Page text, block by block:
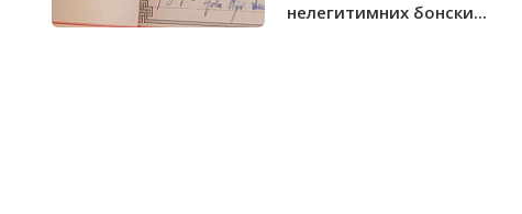
нелегитимних бонски...